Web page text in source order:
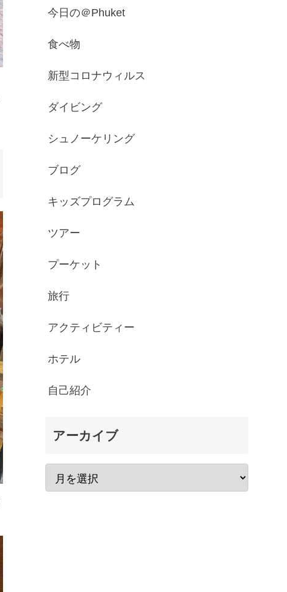
今日の＠Phuket
食べ物
新型コロナウィルス
ダイビング
シュノーケリング
ブログ
キッズプログラム
ツアー
プーケット
旅行
アクティビティー
ホテル
自己紹介
アーカイブ